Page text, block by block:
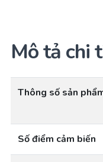
Mô tả chi
Thông số sản
Số điểm cảm biến